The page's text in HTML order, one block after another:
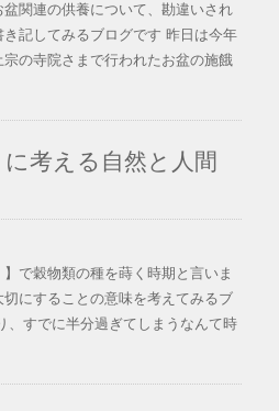
関連の供養について、勘違いされ
記してみるブログです 昨日は今年
の寺院さまで行われたお盆の施餓
考える自然と人間
で穀物類の種を蒔く時期と言いま
にすることの意味を考えてみるブ
、すでに半分過ぎてしまうなんて時